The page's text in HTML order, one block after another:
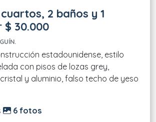
2 baños y 1
30.000
estadounidense, estilo
con pisos de lozas grey,
y aluminio, falso techo de yeso
6 fotos